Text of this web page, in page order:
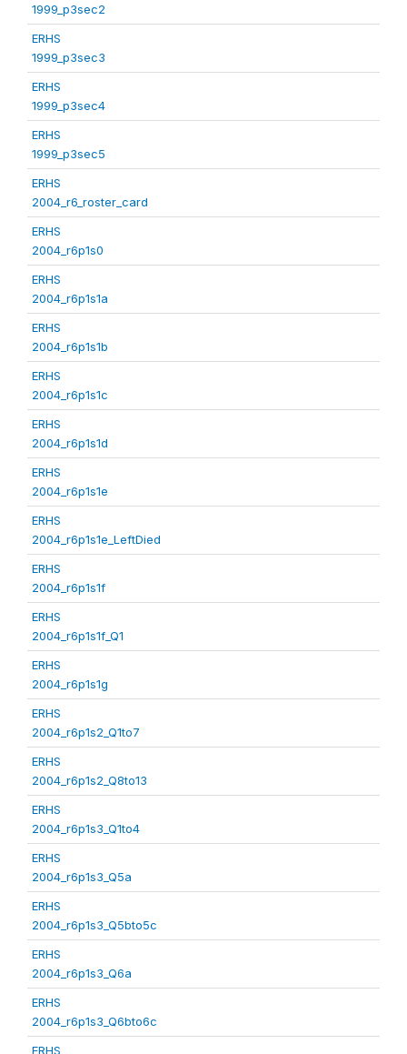
1999_p3sec2
ERHS
1999_p3sec3
ERHS
1999_p3sec4
ERHS
1999_p3sec5
ERHS
2004_r6_roster_card
ERHS
2004_r6p1s0
ERHS
2004_r6p1s1a
ERHS
2004_r6p1s1b
ERHS
2004_r6p1s1c
ERHS
2004_r6p1s1d
ERHS
2004_r6p1s1e
ERHS
2004_r6p1s1e_LeftDied
ERHS
2004_r6p1s1f
ERHS
2004_r6p1s1f_Q1
ERHS
2004_r6p1s1g
ERHS
2004_r6p1s2_Q1to7
ERHS
2004_r6p1s2_Q8to13
ERHS
2004_r6p1s3_Q1to4
ERHS
2004_r6p1s3_Q5a
ERHS
2004_r6p1s3_Q5bto5c
ERHS
2004_r6p1s3_Q6a
ERHS
2004_r6p1s3_Q6bto6c
ERHS